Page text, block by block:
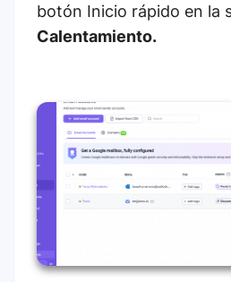
botón Inicio rápido en la
Calentamiento.